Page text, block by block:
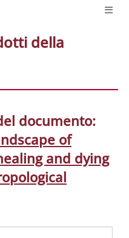
della
documento:
of
and dying